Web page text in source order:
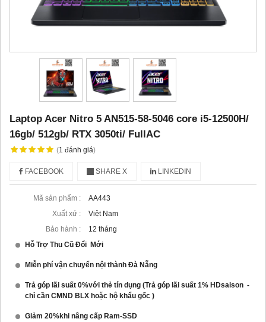
Laptop Acer Nitro 5 AN515-58-5046 core i5-12500H/
16gb/ 512gb/ RTX 3050ti/ FullAC
(1 đánh giá)
FACEBOOK SHARE X LINKEDIN
Mã sản phẩm :
AA443
Xuất xứ :
Việt Nam
Bảo hành :
12 tháng
Hỗ Trợ Thu Cũ Đổi Mới
Miễn phí vận chuyển nội thành Đà Nẵng
Trả góp lãi suất 0%với thẻ tín dụng (Trả góp lãi suất 1% HDsaison -
chỉ cần CMND BLX hoặc hộ khẩu gốc )
Giảm 20%khi nâng cấp Ram-SSD